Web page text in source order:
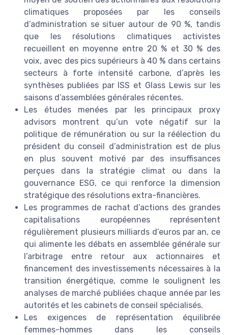
climatiques proposées par les conseils
d’administration se situer autour de 90 %, tandis
que les résolutions climatiques activistes
recueillent en moyenne entre 20 % et 30 % des
voix, avec des pics supérieurs à 40 % dans certains
secteurs à forte intensité carbone, d’après les
synthèses publiées par ISS et Glass Lewis sur les
saisons d’assemblées générales récentes.
Les études menées par les principaux proxy
advisors montrent qu’un vote négatif sur la
politique de rémunération ou sur la réélection du
président du conseil d’administration est de plus
en plus souvent motivé par des insuffisances
perçues dans la stratégie climat ou dans la
gouvernance ESG, ce qui renforce la dimension
stratégique des résolutions extra-financières.
Les programmes de rachat d’actions des grandes
capitalisations européennes représentent
régulièrement plusieurs milliards d’euros par an, ce
qui alimente les débats en assemblée générale sur
l’arbitrage entre retour aux actionnaires et
financement des investissements nécessaires à la
transition énergétique, comme le soulignent les
analyses de marché publiées chaque année par les
autorités et les cabinets de conseil spécialisés.
Les exigences de représentation équilibrée
femmes-hommes dans les conseils